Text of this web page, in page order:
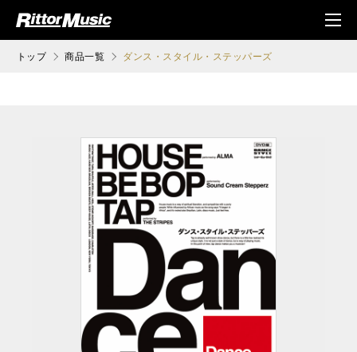
ジック (Rittor Musi
メニ
ュ
トップ 商品一覧 ダンス・スタイル・ステッパーズ